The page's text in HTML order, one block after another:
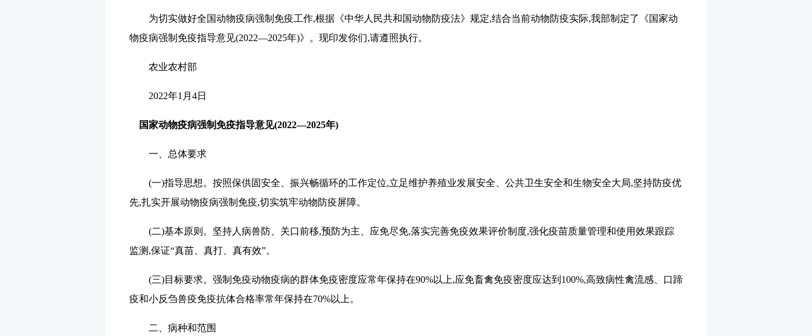
为切实做好全国动物疫病强制免疫工作,根据《中华人民共和国动物防疫法》规定,结合当前动物防疫实际,我部制定了《国家动
物疫病强制免疫指导意见(2022—2025年)》。现印发你们,请遵照执行。
农业农村部
2022年1 月 4日
国家动物疫病强制免疫指导意见(2022—2025年)
一、总体要求
(一)指导思想。 按照保供固安全、振兴畅循环的工作定位,立足维护养殖业发展安全、公共卫生安全和生物安全大局,坚持防疫优
先,扎实开展动物疫病强制免疫,切实筑牢动物防疫屏障。
(二)基本原则。 坚持人病兽防、关口前移,预防为主、应免尽免,落实完善免疫效果评价制度,强化疫苗质量管理和使用效果跟踪
监测,保证“真苗、真打、真有效”。
(三)目标要求。 强制免疫动物疫病的群体免疫密度应常年保持在90%以上,应免畜禽免疫密度应达到 100%,高致病性禽流感、口蹄
疫和小反刍兽疫免疫抗体合格率常年保持在70%以上。
二 、病种和范围